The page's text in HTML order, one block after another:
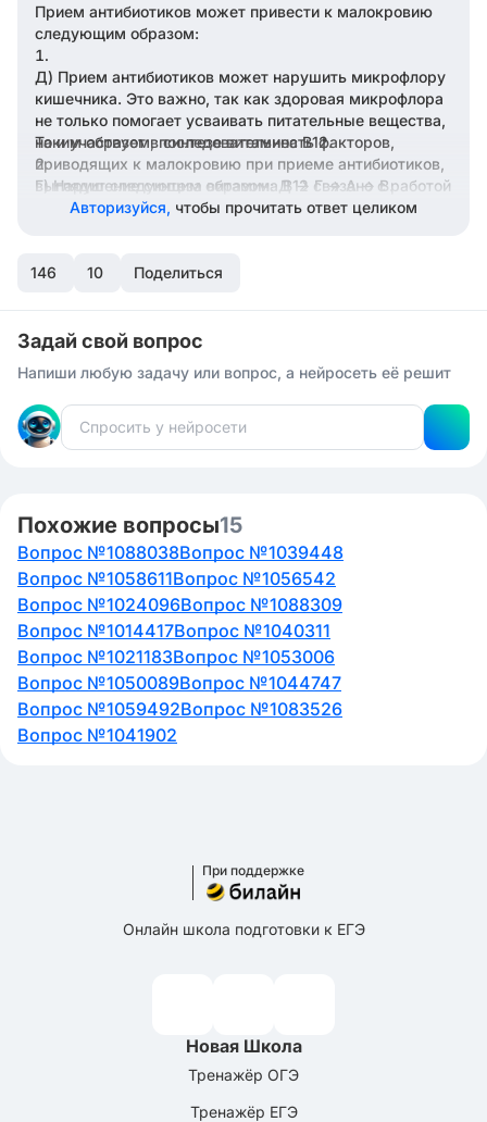
Прием антибиотиков может привести к малокровию
следующим образом:
Д) Прием антибиотиков может нарушить микрофлору
кишечника. Это важно, так как здоровая микрофлора
не только помогает усваивать питательные вещества,
но и участвует в синтезе витамина B12.
Г) Нарушение синтеза витамина B12 связано с работой
микрофлоры кишечника. Плохое усвоение или
роль в образовании здоровых эритроцитов.
А) Нарушение образования эритроцитов - малокровие
может возникнуть из-за недостатка здоровых
эритроцитов может быть связано с дефицитом
витамина B12.
В) Появление малокровия - в результате
эритроцитов, могут возникнуть симптомы
малокровия.
Таким образом, последовательность факторов,
приводящих к малокровию при приеме антибиотиков,
выглядит следующим образом: Д -> Г -> А -> В.
Авторизуйся, чтобы прочитать ответ целиком
146 10 Поделиться
Задай свой вопрос
Напиши любую задачу или вопрос, а нейросеть её решит
Похожие вопросы15
Вопрос №1088038Вопрос №1039448
Вопрос №1058611Вопрос №1056542
Вопрос №1024096Вопрос №1088309
Вопрос №1014417Вопрос №1040311
Вопрос №1021183Вопрос №1053006
Вопрос №1050089Вопрос №1044747
Вопрос №1059492Вопрос №1083526
Вопрос №1041902
При поддержке
Онлайн школа подготовки к ЕГЭ
Новая Школа
Тренажёр ОГЭ
Тренажёр ЕГЭ